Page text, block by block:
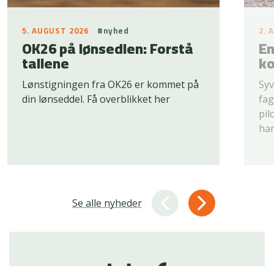
5. AUGUST 2026 #nyhed
OK26 på lønsedlen: Forstå
tallene
Lønstigningen fra OK26 er kommet på
din lønseddel. Få overblikket her
2.
Se alle nyheder